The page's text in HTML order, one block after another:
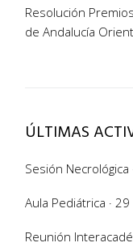
Resolución
de Andalucía
ÚLTIMAS
Sesión
Aula Pediátrica ·
Reunión